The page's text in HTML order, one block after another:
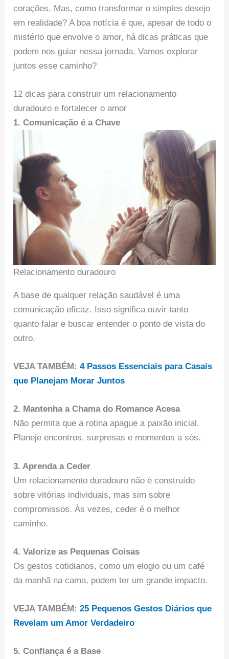
corações. Mas, como transformar o simples desejo
em realidade? A boa notícia é que, apesar de todo o
mistério que envolve o amor, há dicas práticas que
podem nos guiar nessa jornada. Vamos explorar
juntos esse caminho?
12 dicas para construir um relacionamento
duradouro e fortalecer o amor
1. Comunicação é a Chave
Relacionamento duradouro
A base de qualquer relação saudável é uma
comunicação eficaz. Isso significa ouvir tanto
quanto falar e buscar entender o ponto de vista do
outro.
VEJA TAMBÉM:4 Passos Essenciais para Casais
que Planejam Morar Juntos
2. Mantenha a Chama do Romance Acesa
Não permita que a rotina apague a paixão inicial.
Planeje encontros, surpresas e momentos a sós.
3. Aprenda a Ceder
Um relacionamento duradouro não é construído
sobre vitórias individuais, mas sim sobre
compromissos. Às vezes, ceder é o melhor
caminho.
4. Valorize as Pequenas Coisas
Os gestos cotidianos, como um elogio ou um café
da manhã na cama, podem ter um grande impacto.
VEJA TAMBÉM:25 Pequenos Gestos Diários que
Revelam um Amor Verdadeiro
5. Confiança é a Base